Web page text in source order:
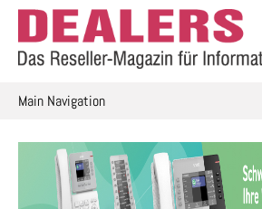
Skip
content
Main Navigation